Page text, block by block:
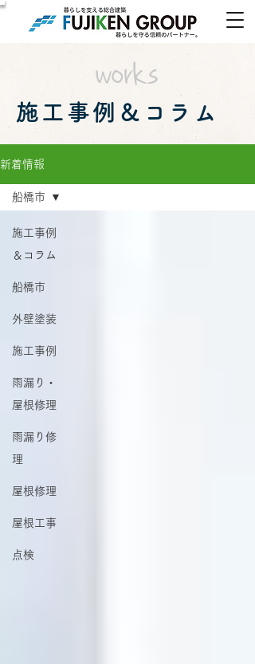
works
施工事例＆コラム
新着情報
施工事例
＆コラム
船橋市
外壁塗装
施工事例
雨漏り・
屋根修理
雨漏り修
理
屋根修理
屋根工事
点検
船橋市